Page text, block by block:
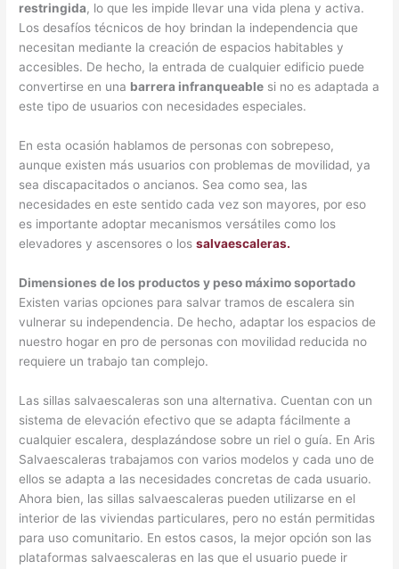
restringida, lo que les impide llevar una vida plena y activa.
Los desafíos técnicos de hoy brindan la independencia que
necesitan mediante la creación de espacios habitables y
accesibles. De hecho, la entrada de cualquier edificio puede
convertirse en una barrera infranqueable si no es adaptada a
este tipo de usuarios con necesidades especiales.
En esta ocasión hablamos de personas con sobrepeso,
aunque existen más usuarios con problemas de movilidad, ya
sea discapacitados o ancianos. Sea como sea, las
necesidades en este sentido cada vez son mayores, por eso
es importante adoptar mecanismos versátiles como los
elevadores y ascensores o lossalvaescaleras.
Dimensiones de los productos y peso máximo soportado
Existen varias opciones para salvar tramos de escalera sin
vulnerar su independencia. De hecho, adaptar los espacios de
nuestro hogar en pro de personas con movilidad reducida no
requiere un trabajo tan complejo.
Las sillas salvaescaleras son una alternativa. Cuentan con un
sistema de elevación efectivo que se adapta fácilmente a
cualquier escalera, desplazándose sobre un riel o guía. En Aris
Salvaescaleras trabajamos con varios modelos y cada uno de
ellos se adapta a las necesidades concretas de cada usuario.
Ahora bien, las sillas salvaescaleras pueden utilizarse en el
interior de las viviendas particulares, pero no están permitidas
para uso comunitario. En estos casos, la mejor opción son las
plataformas salvaescaleras en las que el usuario puede ir